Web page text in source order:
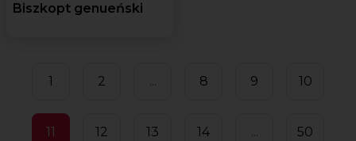
Biszkopt genueński
1 2 ... 8 9 10
11 12 13 14 ... 50